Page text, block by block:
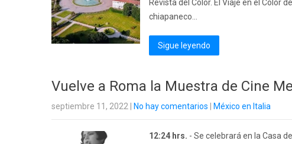
Revista del Color. El Viaje en el Color
chiapaneco...
Sigue leyendo
Vuelve a Roma la Muestra de Cine
septiembre 11, 2022 No hay comentarios México en Italia
12:24 hrs. - Se celebrará en la Casa